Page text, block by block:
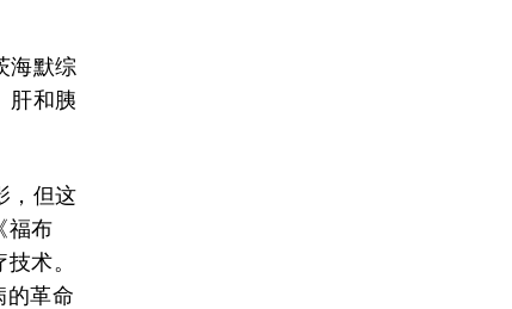
海默综
肝和胰
，但这
福布
术。
的革命